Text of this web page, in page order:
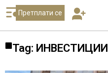
Претплати се
Tag: ИНВЕСТИЦИИ